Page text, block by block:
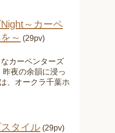
～カーペ
～ (29pv)
カーペンターズ
夜の余韻に浸っ
、オークラ千葉ホ
タイル (29pv)